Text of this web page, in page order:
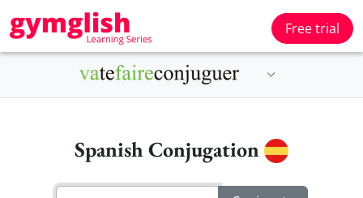
Free trial
Spanish Conjugation